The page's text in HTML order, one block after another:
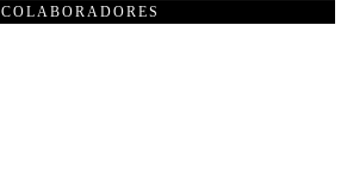
COLABORADORES